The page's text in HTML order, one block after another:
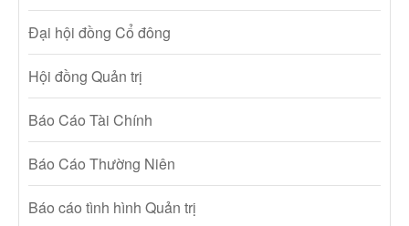
Đại hội đồng Cổ đông
Hội đồng Quản trị
Báo Cáo Tài Chính
Báo Cáo Thường Niên
Báo cáo tình hình Quản trị